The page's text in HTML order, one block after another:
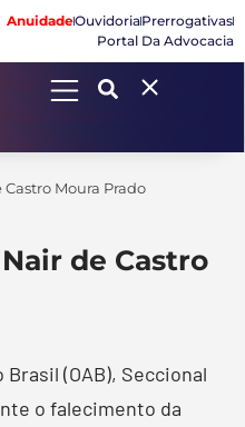
AnuidadeOuvidoriaPrerrogativas
Portal Da Advocacia
Moura Prado
de Castro
(OAB), Seccional
o falecimento da